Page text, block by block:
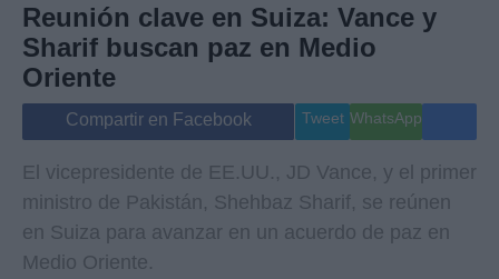
Internacional
Viajes
Gente
Musica
Reunión clave en Suiza: Vance y
Sharif buscan paz en Medio
Oriente
Compartir en Facebook Tweet WhatsApp
El vicepresidente de EE.UU., JD Vance, y el primer
ministro de Pakistán, Shehbaz Sharif, se reúnen
en Suiza para avanzar en un acuerdo de paz en
Medio Oriente.